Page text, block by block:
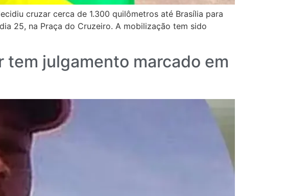
cruzar cerca de 1.300 quilômetros até Brasília para
25, na Praça do Cruzeiro. A mobilização tem sido
julgamento marcado em